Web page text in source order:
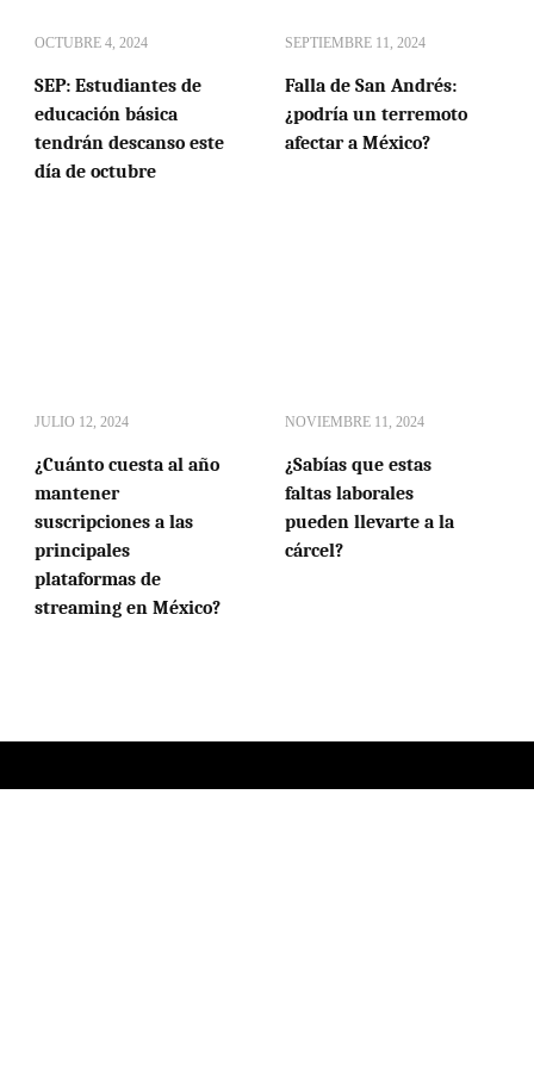
OCTUBRE 4, 2024
SEP: Estudiantes de
educación básica
tendrán descanso este
día de octubre
SEPTIEMBRE 11, 2024
Falla de San Andrés:
¿podría un terremoto
afectar a México?
JULIO 12, 2024
¿Cuánto cuesta al año
mantener
suscripciones a las
principales
plataformas de
streaming en México?
NOVIEMBRE 11, 2024
¿Sabías que estas
faltas laborales
pueden llevarte a la
cárcel?